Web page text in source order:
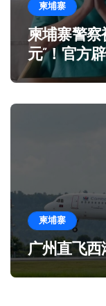
柬埔寨
柬埔寨警察
元”！官方
柬埔寨
广州直飞西